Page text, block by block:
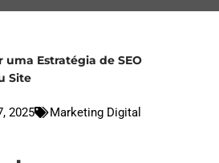
uma Estratégia de SEO
Site
2025 Marketing Digital